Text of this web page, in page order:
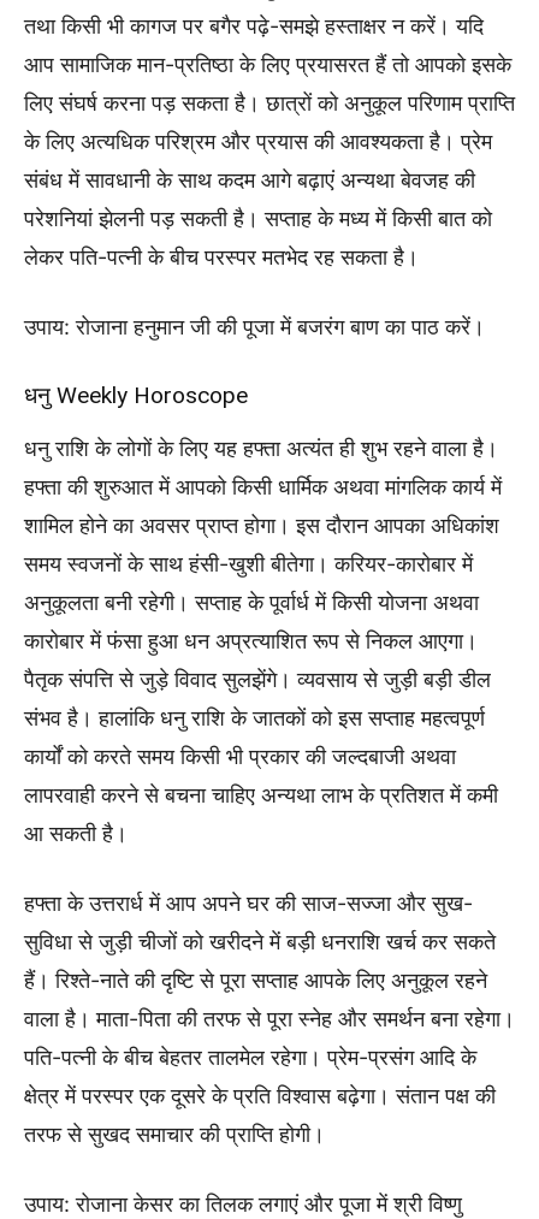
तथा किसी भी कागज पर बगैर पढ़े-समझे हस्ताक्षर न करें। यदि
आप सामाजिक मान-प्रतिष्ठा के लिए प्रयासरत हैं तो आपको इसके
लिए संघर्ष करना पड़ सकता है। छात्रों को अनुकूल परिणाम प्राप्ति
के लिए अत्यधिक परिश्रम और प्रयास की आवश्यकता है। प्रेम
संबंध में सावधानी के साथ कदम आगे बढ़ाएं अन्यथा बेवजह की
परेशनियां झेलनी पड़ सकती है। सप्ताह के मध्य में किसी बात को
लेकर पति-पत्नी के बीच परस्पर मतभेद रह सकता है।
उपाय: रोजाना हनुमान जी की पूजा में बजरंग बाण का पाठ करें।
धनु Weekly Horoscope
धनु राशि के लोगों के लिए यह हफ्ता अत्यंत ही शुभ रहने वाला है।
हफ्ता की शुरुआत में आपको किसी धार्मिक अथवा मांगलिक कार्य में
शामिल होने का अवसर प्राप्त होगा। इस दौरान आपका अधिकांश
समय स्वजनों के साथ हंसी-खुशी बीतेगा। करियर-कारोबार में
अनुकूलता बनी रहेगी। सप्ताह के पूर्वार्ध में किसी योजना अथवा
कारोबार में फंसा हुआ धन अप्रत्याशित रूप से निकल आएगा।
पैतृक संपत्ति से जुड़े विवाद सुलझेंगे। व्यवसाय से जुड़ी बड़ी डील
संभव है। हालांकि धनु राशि के जातकों को इस सप्ताह महत्वपूर्ण
कार्यों को करते समय किसी भी प्रकार की जल्दबाजी अथवा
लापरवाही करने से बचना चाहिए अन्यथा लाभ के प्रतिशत में कमी
आ सकती है।
हफ्ता के उत्तरार्ध में आप अपने घर की साज-सज्जा और सुख-
सुविधा से जुड़ी चीजों को खरीदने में बड़ी धनराशि खर्च कर सकते
हैं। रिश्ते-नाते की दृष्टि से पूरा सप्ताह आपके लिए अनुकूल रहने
वाला है। माता-पिता की तरफ से पूरा स्नेह और समर्थन बना रहेगा।
पति-पत्नी के बीच बेहतर तालमेल रहेगा। प्रेम-प्रसंग आदि के
क्षेत्र में परस्पर एक दूसरे के प्रति विश्वास बढ़ेगा। संतान पक्ष की
तरफ से सुखद समाचार की प्राप्ति होगी।
उपाय: रोजाना केसर का तिलक लगाएं और पूजा में श्री विष्णु